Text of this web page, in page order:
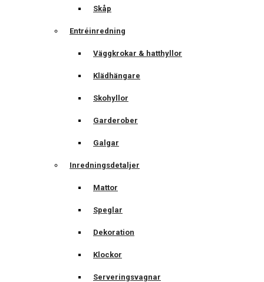
Skåp
Entréinredning
Väggkrokar & hatthyllor
Klädhängare
Skohyllor
Garderober
Galgar
Inredningsdetaljer
Mattor
Speglar
Dekoration
Klockor
Serveringsvagnar